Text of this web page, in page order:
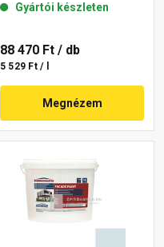
Gyártói készleten
88 470 Ft / db
5 529 Ft / l
Megnézem